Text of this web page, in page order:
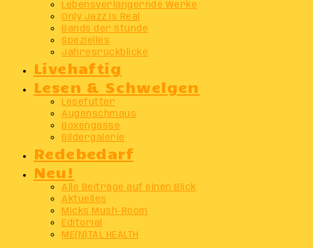
Lebensverlängernde Werke
Only Jazz Is Real
Bands der Stunde
Spezielles
Jahresrückblicke
Livehaftig
Lesen & Schwelgen
Lesefutter
Augenschmaus
Boxengasse
Bildergalerie
Redebedarf
Neu!
Alle Beiträge auf einen Blick
Aktuelles
Micks Mush-Room
Editorial
ME(N)TAL HEALTH